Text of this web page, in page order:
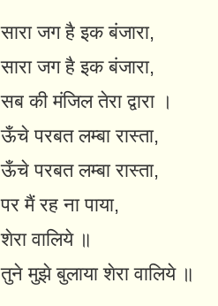
सारा जग है इक बंजारा,
सारा जग है इक बंजारा,
सब की मंजिल तेरा द्वारा ।
ऊँचे परबत लम्बा रास्ता,
ऊँचे परबत लम्बा रास्ता,
पर मैं रह ना पाया,
शेरा वालिये ॥
तुने मुझे बुलाया शेरा वालिये ॥